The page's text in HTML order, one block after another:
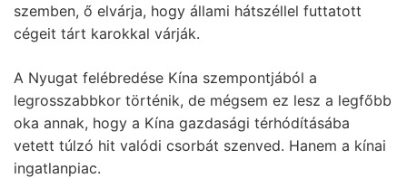
szemben, ő elvárja, hogy állami hátszéllel futtatott
cégeit tárt karokkal várják.
A Nyugat felébredése Kína szempontjából a
legrosszabbkor történik, de mégsem ez lesz a legfőbb
oka annak, hogy a Kína gazdasági térhódításába
vetett túlzó hit valódi csorbát szenved. Hanem a kínai
ingatlanpiac.